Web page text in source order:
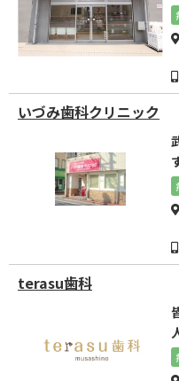
いづみ歯科クリニック
terasu歯科